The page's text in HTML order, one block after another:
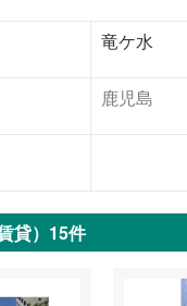
竜ケ水
鹿児島
貸）15件